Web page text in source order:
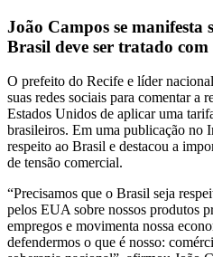
João Campos se
Brasil deve ser tratado com
O prefeito do Recife e líder
suas redes sociais para comentar a
Estados Unidos de aplicar uma
brasileiros. Em uma publicação no
respeito ao Brasil e destacou a
de tensão comercial.
“Precisamos que o Brasil seja
pelos EUA sobre nossos produtos
empregos e movimenta nossa
defendermos o que é nosso: